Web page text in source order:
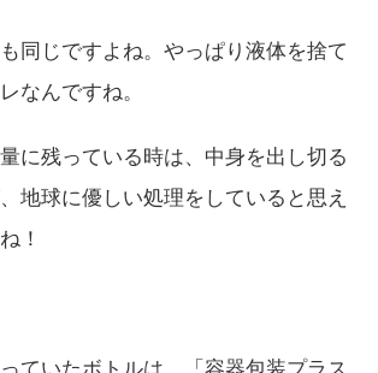
同じですよね。やっぱり液体を捨て
なんですね。
に残っている時は、中身を出し切る
地球に優しい処理をしていると思え
！